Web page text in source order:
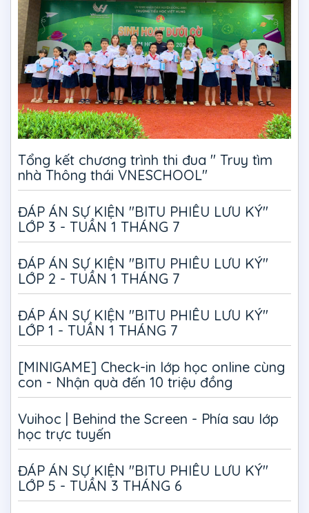
Tổng kết chương trình thi đua " Truy tìm
nhà Thông thái VNESCHOOL"
ĐÁP ÁN SỰ KIỆN "BITU PHIÊU LƯU KÝ"
LỚP 3 - TUẦN 1 THÁNG 7
ĐÁP ÁN SỰ KIỆN "BITU PHIÊU LƯU KÝ"
LỚP 2 - TUẦN 1 THÁNG 7
ĐÁP ÁN SỰ KIỆN "BITU PHIÊU LƯU KÝ"
LỚP 1 - TUẦN 1 THÁNG 7
[MINIGAME] Check-in lớp học online cùng
con - Nhận quà đến 10 triệu đồng
Vuihoc | Behind the Screen - Phía sau lớp
học trực tuyến
ĐÁP ÁN SỰ KIỆN "BITU PHIÊU LƯU KÝ"
LỚP 5 - TUẦN 3 THÁNG 6